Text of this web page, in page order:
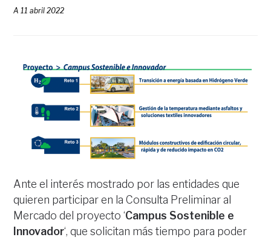
A11 abril 2022
Ante el interés mostrado por las entidades que
quieren participar en la Consulta Preliminar al
Mercado del proyecto ‘Campus Sostenible e
Innovador‘, que solicitan más tiempo para poder